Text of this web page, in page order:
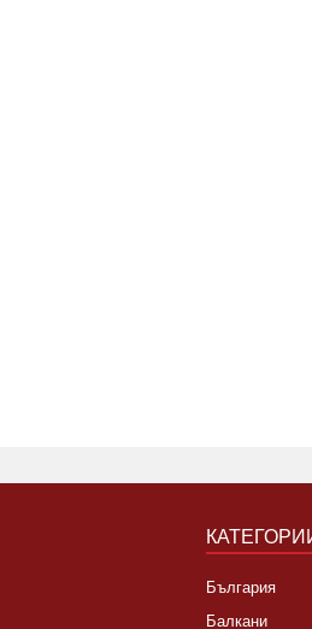
България
Балкани